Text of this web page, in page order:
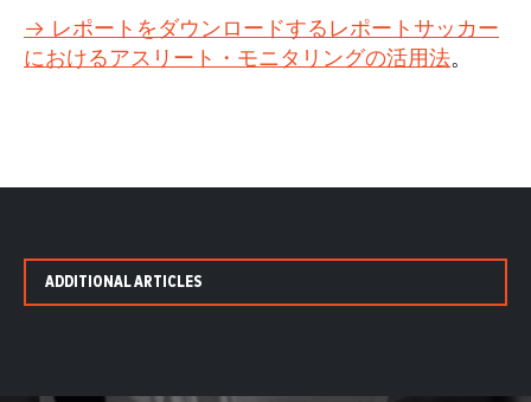
→ レポートをダウンロードするレポートサッカー
におけるアスリート・モニタリングの活用法。
ADDITIONAL ARTICLES